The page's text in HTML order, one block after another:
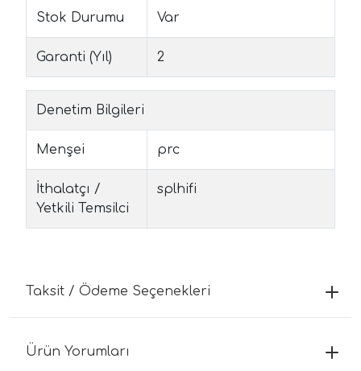
Stok Durumu Var
Garanti (Yıl) 2
Denetim Bilgileri
Menşei prc
İthalatçı /
Yetkili Temsilci
splhifi
Taksit / Ödeme Seçenekleri
Ürün Yorumları